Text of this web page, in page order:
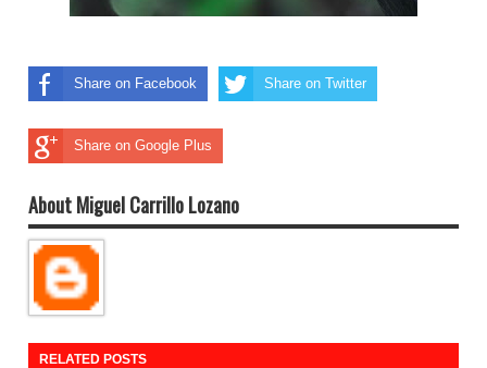
Share on Facebook Share on Twitter
Share on Google Plus
About Miguel Carrillo Lozano
RELATED POSTS